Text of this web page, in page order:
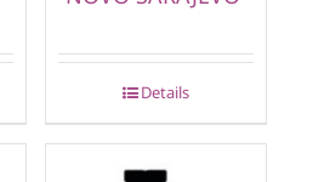
Details